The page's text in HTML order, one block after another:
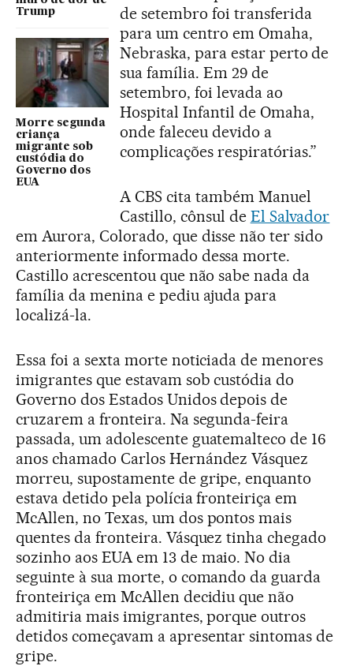
Trump
Morre segunda
criança
migrante sob
custódia do
Governo dos
EUA
de setembro foi transferida
para um centro em Omaha,
Nebraska, para estar perto de
sua família. Em 29 de
setembro, foi levada ao
Hospital Infantil de Omaha,
onde faleceu devido a
complicações respiratórias.”
A CBS cita também Manuel
Castillo, cônsul de El Salvador
em Aurora, Colorado, que disse não ter sido
anteriormente informado dessa morte.
Castillo acrescentou que não sabe nada da
família da menina e pediu ajuda para
localizá-la.
Essa foi a sexta morte noticiada de menores
imigrantes que estavam sob custódia do
Governo dos Estados Unidos depois de
cruzarem a fronteira. Na segunda-feira
passada, um adolescente guatemalteco de 16
anos chamado Carlos Hernández Vásquez
morreu, supostamente de gripe, enquanto
estava detido pela polícia fronteiriça em
McAllen, no Texas, um dos pontos mais
quentes da fronteira. Vásquez tinha chegado
sozinho aos EUA em 13 de maio. No dia
seguinte à sua morte, o comando da guarda
fronteiriça em McAllen decidiu que não
admitiria mais imigrantes, porque outros
detidos começavam a apresentar sintomas de
gripe.